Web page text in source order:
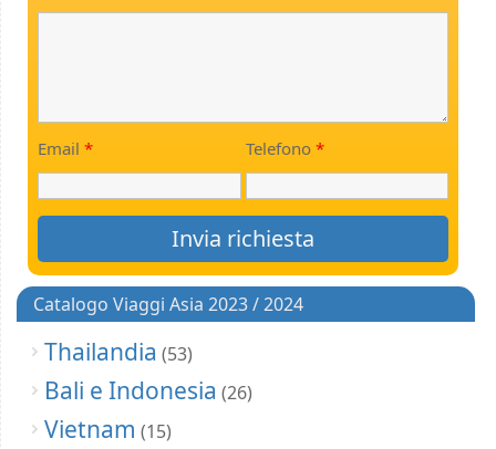
Email * Telefono *
Catalogo Viaggi Asia 2023 / 2024
Thailandia (53)
Bali e Indonesia (26)
Vietnam (15)